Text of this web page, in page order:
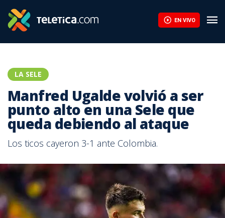
EN VIVO
LA SELE
Manfred Ugalde volvió a ser
punto alto en una Sele que
queda debiendo al ataque
Los ticos cayeron 3-1 ante Colombia.